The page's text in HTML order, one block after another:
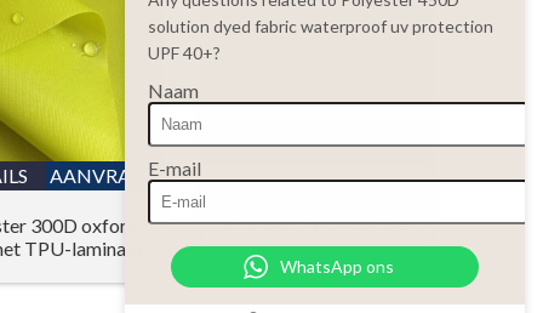
AANVRAAG
300D oxford-
TPU-laminaat
DETAILS AANVRAAG
stof met TPU-coating
solution dyed fabric waterproof uv protection
UPF 40+?
Naam
E-mail
WhatsApp ons